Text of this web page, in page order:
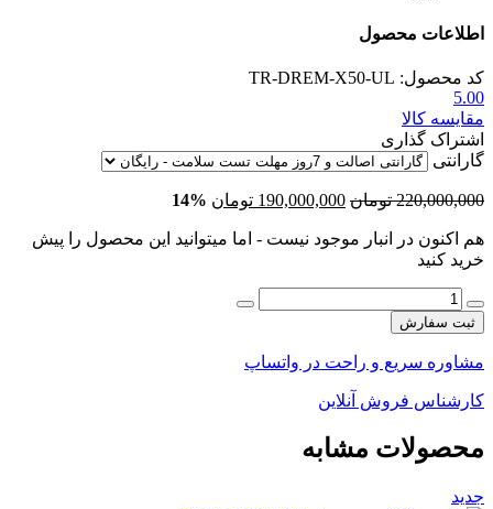
اطلاعات محصول
کد محصول: TR-DREM-X50-UL
5.00
مقایسه کالا
اشتراک گذاری
گارانتی
220,000,000 تومان 190,000,000 تومان
هم اکنون در انبار موجود نیست - اما میتوانید این محصول را پیش
خرید کنید
ثبت سفارش
مشاوره سریع و راحت در واتساپ
کارشناس فروش آنلاین
محصولات مشابه
جدید